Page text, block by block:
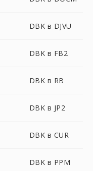
DBK в DJVU
DBK в FB2
DBK в RB
DBK в JP2
DBK в CUR
DBK в PPM